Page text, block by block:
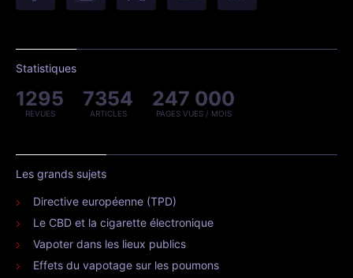
Statistiques
1295
REVUES
7354
ARTICLES
247 000
PAGES VUES / MOIS
Les grands sujets
Directive européenne (TPD)
Le CBD et la cigarette électronique
Vapoter dans les lieux publics
Effets du vapotage sur les poumons